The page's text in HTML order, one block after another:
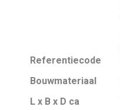
Referentiecode
Bouwmateriaal
L x B x D ca